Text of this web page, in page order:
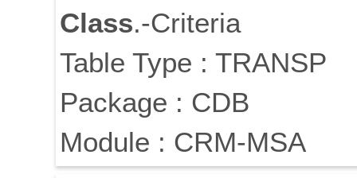
Class.-Criteria
Table Type : TRANSP
Package : CDB
Module : CRM-MSA